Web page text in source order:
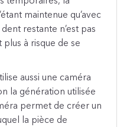
maintenue qu’avec
restante n’est pas
plus à risque de se
aussi une caméra
la génération utilisée
permet de créer un
la pièce de